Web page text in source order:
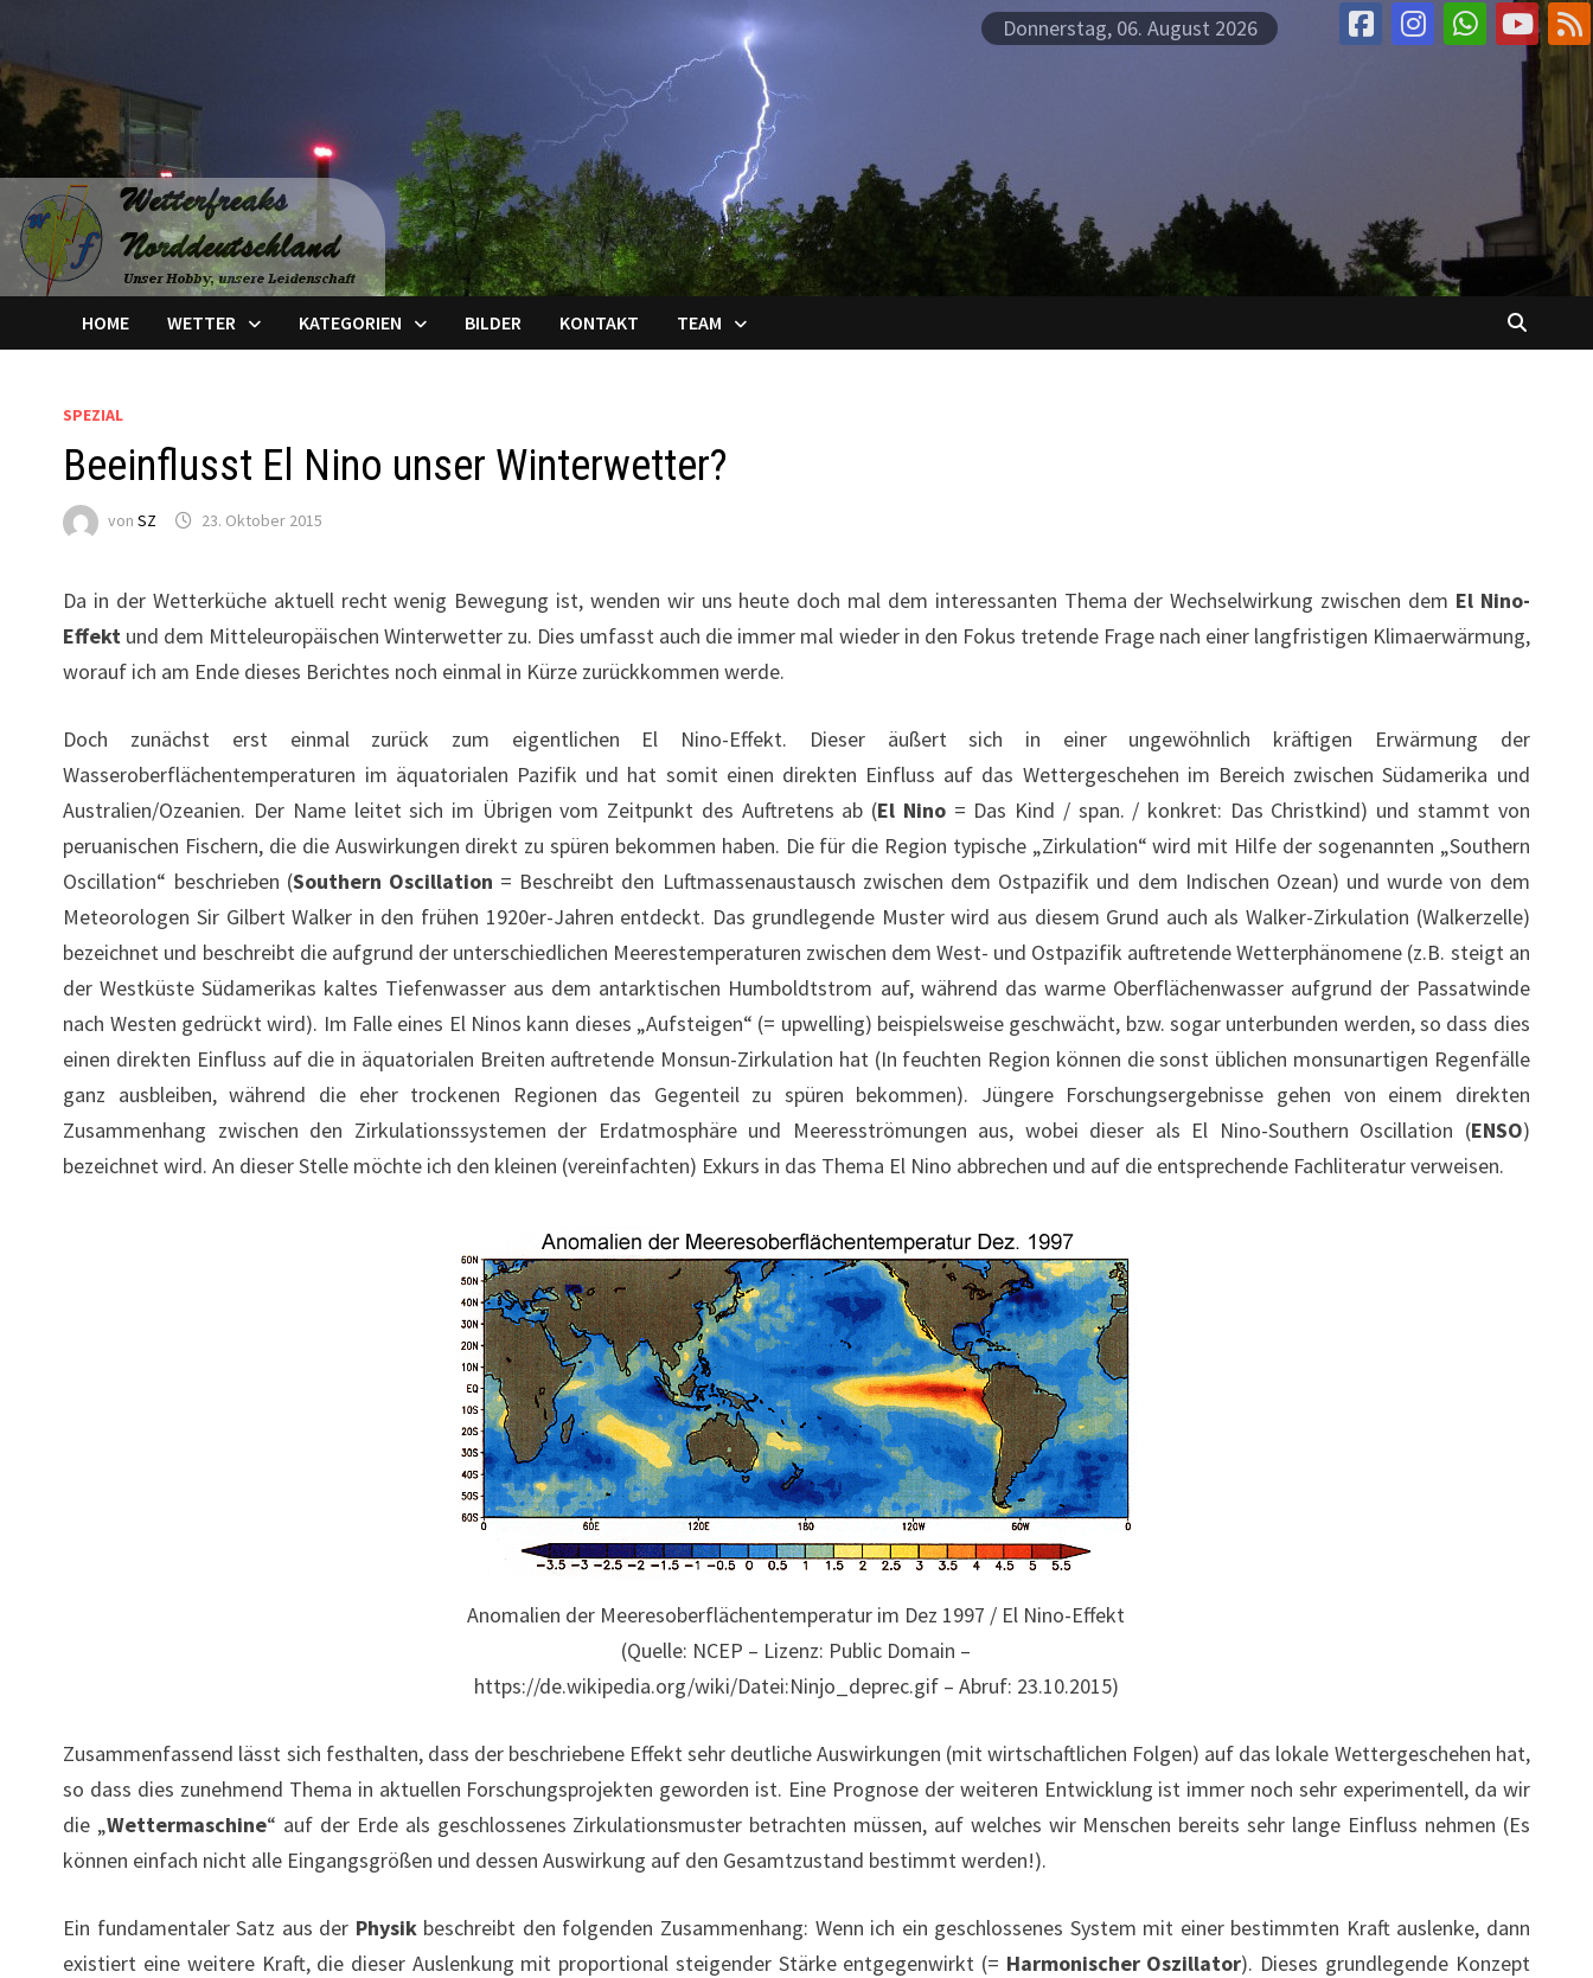
springen
Donnerstag, 06. August 2026
HOME WETTER KATEGORIEN BILDER KONTAKT TEAM
SPEZIAL
Beeinflusst El Nino unser Winterwetter?
vonSZ 23. Oktober 2015
Da in der Wetterküche aktuell recht wenig Bewegung ist, wenden wir uns heute doch mal dem interessanten Thema der Wechselwirkung zwischen dem El Nino-
Effekt und dem Mitteleuropäischen Winterwetter zu. Dies umfasst auch die immer mal wieder in den Fokus tretende Frage nach einer langfristigen Klimaerwärmung,
worauf ich am Ende dieses Berichtes noch einmal in Kürze zurückkommen werde.
Doch zunächst erst einmal zurück zum eigentlichen El Nino-Effekt. Dieser äußert sich in einer ungewöhnlich kräftigen Erwärmung der
Wasseroberflächentemperaturen im äquatorialen Pazifik und hat somit einen direkten Einfluss auf das Wettergeschehen im Bereich zwischen Südamerika und
Australien/Ozeanien. Der Name leitet sich im Übrigen vom Zeitpunkt des Auftretens ab (El Nino= Das Kind / span. / konkret: Das Christkind) und stammt von
peruanischen Fischern, die die Auswirkungen direkt zu spüren bekommen haben. Die für die Region typische „Zirkulation“ wird mit Hilfe der sogenannten „Southern
Oscillation“ beschrieben (Southern Oscillation = Beschreibt den Luftmassenaustausch zwischen dem Ostpazifik und dem Indischen Ozean) und wurde von dem
Meteorologen Sir Gilbert Walker in den frühen 1920er-Jahren entdeckt. Das grundlegende Muster wird aus diesem Grund auch als Walker-Zirkulation (Walkerzelle)
bezeichnet und beschreibt die aufgrund der unterschiedlichen Meerestemperaturen zwischen dem West- und Ostpazifik auftretende Wetterphänomene (z.B. steigt an
der Westküste Südamerikas kaltes Tiefenwasser aus dem antarktischen Humboldtstrom auf, während das warme Oberflächenwasser aufgrund der Passatwinde
nach Westen gedrückt wird). Im Falle eines El Ninos kann dieses „Aufsteigen“ (= upwelling) beispielsweise geschwächt, bzw. sogar unterbunden werden, so dass dies
einen direkten Einfluss auf die in äquatorialen Breiten auftretende Monsun-Zirkulation hat (In feuchten Region können die sonst üblichen monsunartigen Regenfälle
ganz ausbleiben, während die eher trockenen Regionen das Gegenteil zu spüren bekommen). Jüngere Forschungsergebnisse gehen von einem direkten
Zusammenhang zwischen den Zirkulationssystemen der Erdatmosphäre und Meeresströmungen aus, wobei dieser als El Nino-Southern Oscillation (ENSO)
bezeichnet wird. An dieser Stelle möchte ich den kleinen (vereinfachten) Exkurs in das Thema El Nino abbrechen und auf die entsprechende Fachliteratur verweisen.
Anomalien der Meeresoberflächentemperatur im Dez 1997 / El Nino-Effekt
(Quelle: NCEP – Lizenz: Public Domain –
https://de.wikipedia.org/wiki/Datei:Ninjo_deprec.gif – Abruf: 23.10.2015)
Zusammenfassend lässt sich festhalten, dass der beschriebene Effekt sehr deutliche Auswirkungen (mit wirtschaftlichen Folgen) auf das lokale Wettergeschehen hat,
so dass dies zunehmend Thema in aktuellen Forschungsprojekten geworden ist. Eine Prognose der weiteren Entwicklung ist immer noch sehr experimentell, da wir
die „Wettermaschine“ auf der Erde als geschlossenes Zirkulationsmuster betrachten müssen, auf welches wir Menschen bereits sehr lange Einfluss nehmen (Es
können einfach nicht alle Eingangsgrößen und dessen Auswirkung auf den Gesamtzustand bestimmt werden!).
Ein fundamentaler Satz aus der Physikbeschreibt den folgenden Zusammenhang: Wenn ich ein geschlossenes System mit einer bestimmten Kraft auslenke, dann
existiert eine weitere Kraft, die dieser Auslenkung mit proportional steigender Stärke entgegenwirkt (= Harmonischer Oszillator). Dieses grundlegende Konzept